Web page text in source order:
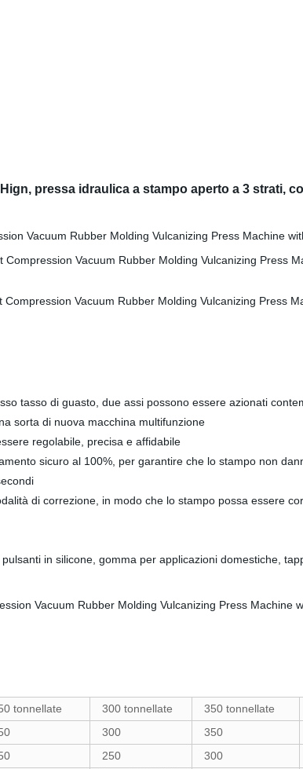
pressa idraulica a stampo aperto a 3 strati,
tasso di guasto, due assi possono essere azionati
sorta di nuova macchina multifunzione
regolabile, precisa e affidabile
sicuro al 100%, per garantire che lo stampo non
di correzione, in modo che lo stampo possa essere
in silicone, gomma per applicazioni domestiche,
tonnellate 300 tonnellate 350 tonnellate
300 350
250 300